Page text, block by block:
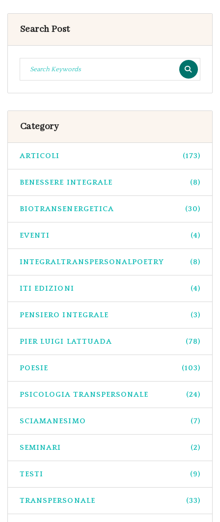
Search Post
Category
ARTICOLI (173)
BENESSERE INTEGRALE (8)
BIOTRANSENERGETICA (30)
EVENTI (4)
INTEGRALTRANSPERSONALPOETRY (8)
ITI EDIZIONI (4)
PENSIERO INTEGRALE (3)
PIER LUIGI LATTUADA (78)
POESIE (103)
PSICOLOGIA TRANSPERSONALE (24)
SCIAMANESIMO (7)
SEMINARI (2)
TESTI (9)
TRANSPERSONALE (33)